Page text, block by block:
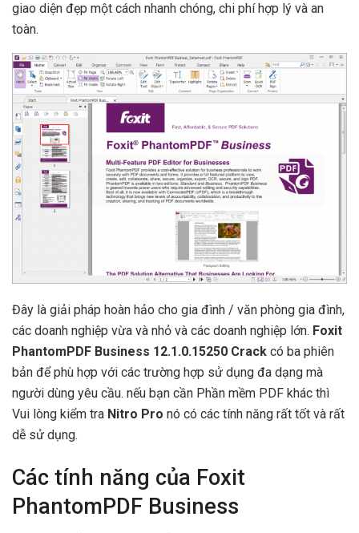
giao diện đẹp một cách nhanh chóng, chi phí hợp lý và an
toàn.
Đây là giải pháp hoàn hảo cho gia đình / văn phòng gia đình,
các doanh nghiệp vừa và nhỏ và các doanh nghiệp lớn. Foxit
PhantomPDF Business 12.1.0.15250 Crack có ba phiên
bản để phù hợp với các trường hợp sử dụng đa dạng mà
người dùng yêu cầu. nếu bạn cần Phần mềm PDF khác thì
Vui lòng kiểm tra Nitro Pro nó có các tính năng rất tốt và rất
dễ sử dụng.
Các tính năng của Foxit
PhantomPDF Business